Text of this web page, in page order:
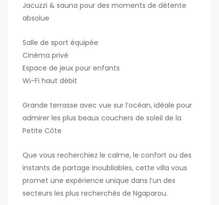
Jacuzzi & sauna pour des moments de détente
absolue
Salle de sport équipée
Cinéma privé
Espace de jeux pour enfants
Wi-Fi haut débit
Grande terrasse avec vue sur l’océan, idéale pour
admirer les plus beaux couchers de soleil de la
Petite Côte
Que vous recherchiez le calme, le confort ou des
instants de partage inoubliables, cette villa vous
promet une expérience unique dans l’un des
secteurs les plus recherchés de Ngaparou.